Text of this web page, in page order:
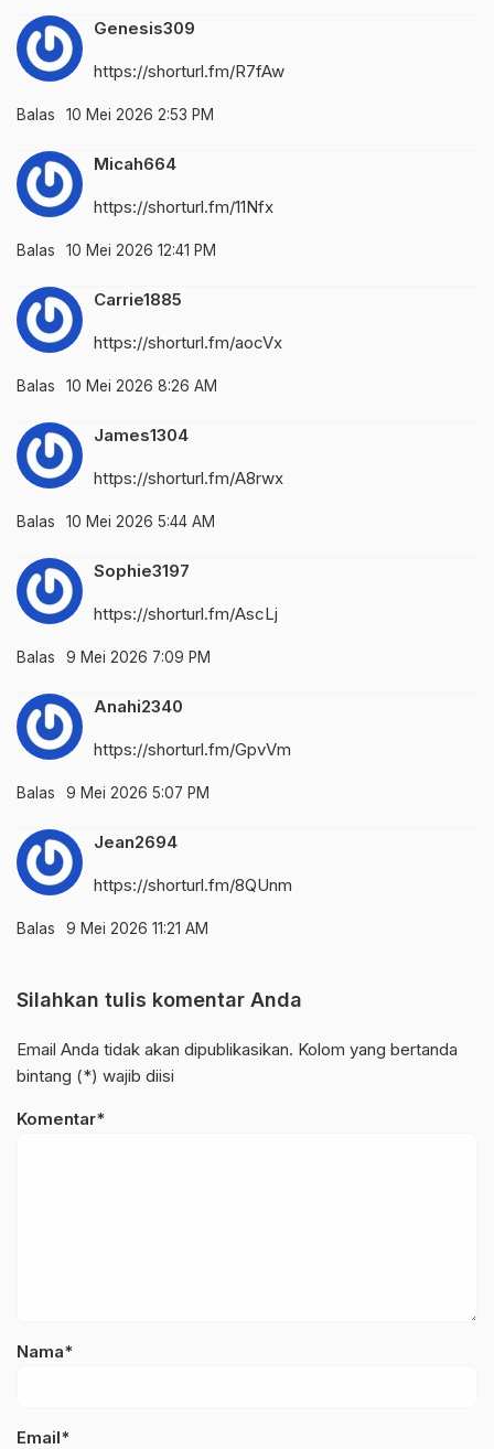
Genesis309
https://shorturl.fm/R7fAw
Balas 10 Mei 2026 2:53 PM
Micah664
https://shorturl.fm/11Nfx
Balas 10 Mei 2026 12:41 PM
Carrie1885
https://shorturl.fm/aocVx
Balas 10 Mei 2026 8:26 AM
James1304
https://shorturl.fm/A8rwx
Balas 10 Mei 2026 5:44 AM
Sophie3197
https://shorturl.fm/AscLj
Balas 9 Mei 2026 7:09 PM
Anahi2340
https://shorturl.fm/GpvVm
Balas 9 Mei 2026 5:07 PM
Jean2694
https://shorturl.fm/8QUnm
Balas 9 Mei 2026 11:21 AM
Silahkan tulis komentar Anda
Email Anda tidak akan dipublikasikan. Kolom yang bertanda
bintang (*) wajib diisi
Komentar*
Nama*
Email*